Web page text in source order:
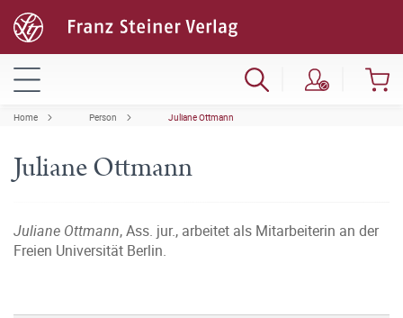
Home Person Juliane Ottmann
Juliane Ottmann
Juliane Ottmann, Ass. jur., arbeitet als Mitarbeiterin an der
Freien Universität Berlin.